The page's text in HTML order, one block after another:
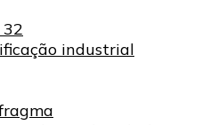
industrial